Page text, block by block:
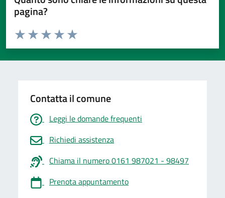
pagina?
Valuta da 1 a 5 stelle la pagina
Valuta 5 stelle su 5
Valuta 4 stelle su 5
Valuta 3 stelle su 5
Valuta 2 stelle su 5
Valuta 1 stelle su 5
Contatta il comune
Leggi le domande frequenti
Richiedi assistenza
Chiama il numero 0161 987021 - 98497
Prenota appuntamento